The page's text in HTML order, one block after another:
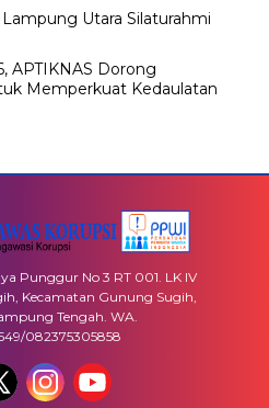
Utara Silaturahmi
APTIKNAS Dorong
Memperkuat Kedaulatan
Punggur No 3 RT 001. LK IV
Kecamatan Gunung Sugih,
Tengah. WA.
082375305858